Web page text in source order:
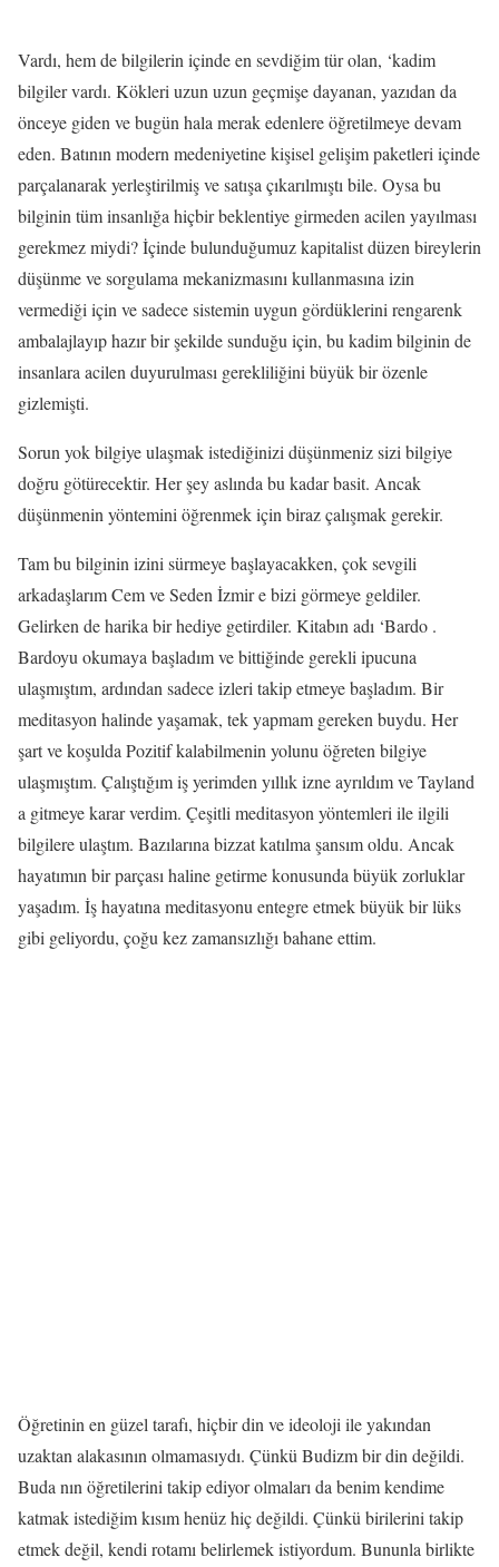
Vardı, hem de bilgilerin içinde en sevdiğim tür olan, ‘kadim
bilgiler vardı. Kökleri uzun uzun geçmişe dayanan, yazıdan da
önceye giden ve bugün hala merak edenlere öğretilmeye devam
eden. Batının modern medeniyetine kişisel gelişim paketleri içinde
parçalanarak yerleştirilmiş ve satışa çıkarılmıştı bile. Oysa bu
bilginin tüm insanlığa hiçbir beklentiye girmeden acilen yayılması
gerekmez miydi? İçinde bulunduğumuz kapitalist düzen bireylerin
düşünme ve sorgulama mekanizmasını kullanmasına izin
vermediği için ve sadece sistemin uygun gördüklerini rengarenk
ambalajlayıp hazır bir şekilde sunduğu için, bu kadim bilginin de
insanlara acilen duyurulması gerekliliğini büyük bir özenle
gizlemişti.
Sorun yok bilgiye ulaşmak istediğinizi düşünmeniz sizi bilgiye
doğru götürecektir. Her şey aslında bu kadar basit. Ancak
düşünmenin yöntemini öğrenmek için biraz çalışmak gerekir.
Tam bu bilginin izini sürmeye başlayacakken, çok sevgili
arkadaşlarım Cem ve Seden İzmir e bizi görmeye geldiler.
Gelirken de harika bir hediye getirdiler. Kitabın adı ‘Bardo .
Bardoyu okumaya başladım ve bittiğinde gerekli ipucuna
ulaşmıştım, ardından sadece izleri takip etmeye başladım. Bir
meditasyon halinde yaşamak, tek yapmam gereken buydu. Her
şart ve koşulda Pozitif kalabilmenin yolunu öğreten bilgiye
ulaşmıştım. Çalıştığım iş yerimden yıllık izne ayrıldım ve Tayland
a gitmeye karar verdim. Çeşitli meditasyon yöntemleri ile ilgili
bilgilere ulaştım. Bazılarına bizzat katılma şansım oldu. Ancak
hayatımın bir parçası haline getirme konusunda büyük zorluklar
yaşadım. İş hayatına meditasyonu entegre etmek büyük bir lüks
gibi geliyordu, çoğu kez zamansızlığı bahane ettim.
Öğretinin en güzel tarafı, hiçbir din ve ideoloji ile yakından
uzaktan alakasının olmamasıydı. Çünkü Budizm bir din değildi.
Buda nın öğretilerini takip ediyor olmaları da benim kendime
katmak istediğim kısım henüz hiç değildi. Çünkü birilerini takip
etmek değil, kendi rotamı belirlemek istiyordum. Bununla birlikte